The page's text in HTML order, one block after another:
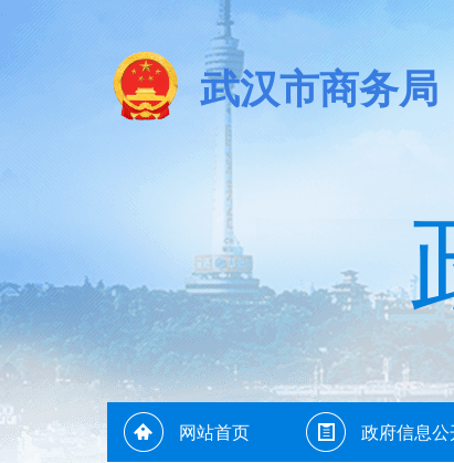
武汉市商务局
网站首页 政府信息公